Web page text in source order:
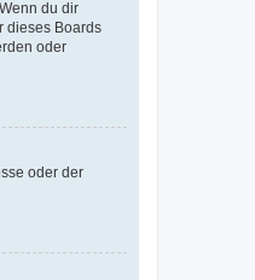
du dir
dieses Boards
oder
oder der